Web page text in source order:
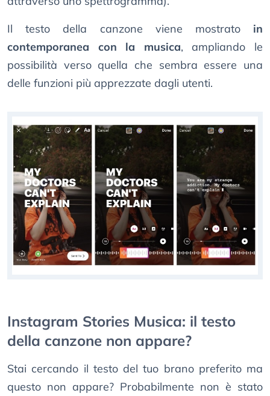
Il testo della canzone viene mostrato in
contemporanea con la musica, ampliando le
possibilità verso quella che sembra essere una
delle funzioni più apprezzate dagli utenti.
Instagram Stories Musica: il testo
della canzone non appare?
Stai cercando il testo del tuo brano preferito ma
questo non appare? Probabilmente non è stato